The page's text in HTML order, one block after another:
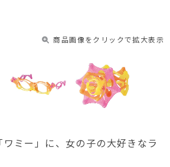
商品画像をクリックで拡大表示
ミー」に、女の子の大好きなラ